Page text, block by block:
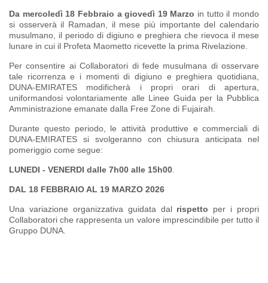
Da mercoledì 18 Febbraio a giovedì 19 Marzo in tutto il mondo
si osserverà il Ramadan, il mese più importante del calendario
musulmano, il periodo di digiuno e preghiera che rievoca il mese
lunare in cui il Profeta Maometto ricevette la prima Rivelazione.
Per consentire ai Collaboratori di fede musulmana di osservare
tale ricorrenza e i momenti di digiuno e preghiera quotidiana,
DUNA-EMIRATES modificherà i propri orari di apertura,
uniformandosi volontariamente alle Linee Guida per la Pubblica
Amministrazione emanate dalla Free Zone di Fujairah.
Durante questo periodo, le attività produttive e commerciali di
DUNA-EMIRATES si svolgeranno con chiusura anticipata nel
pomeriggio come segue:
LUNEDI - VENERDI dalle 7h00 alle 15h00.
DAL 18 FEBBRAIO AL 19 MARZO 2026
Una variazione organizzativa guidata dal rispetto per i propri
Collaboratori che rappresenta un valore imprescindibile per tutto il
Gruppo DUNA.